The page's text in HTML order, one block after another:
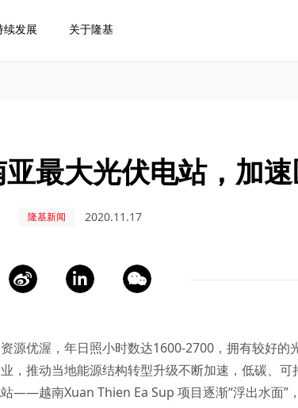
续发展 关于隆基
最大光伏电站，加
隆基新闻 2020.11.17
源优渥，年日照小时数达1600-2700，拥有较好的
，推动当地能源结构转型升级不断加速，低碳、
——越南Xuan Thien Ea Sup 项目逐渐“浮出水面”